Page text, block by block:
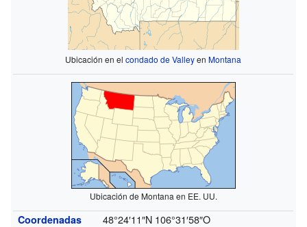
Ubicación en elcondado de ValleyenMontana
Ubicación de Montana en EE. UU.
Coordenadas 48°24′11″N 106°31′58″O